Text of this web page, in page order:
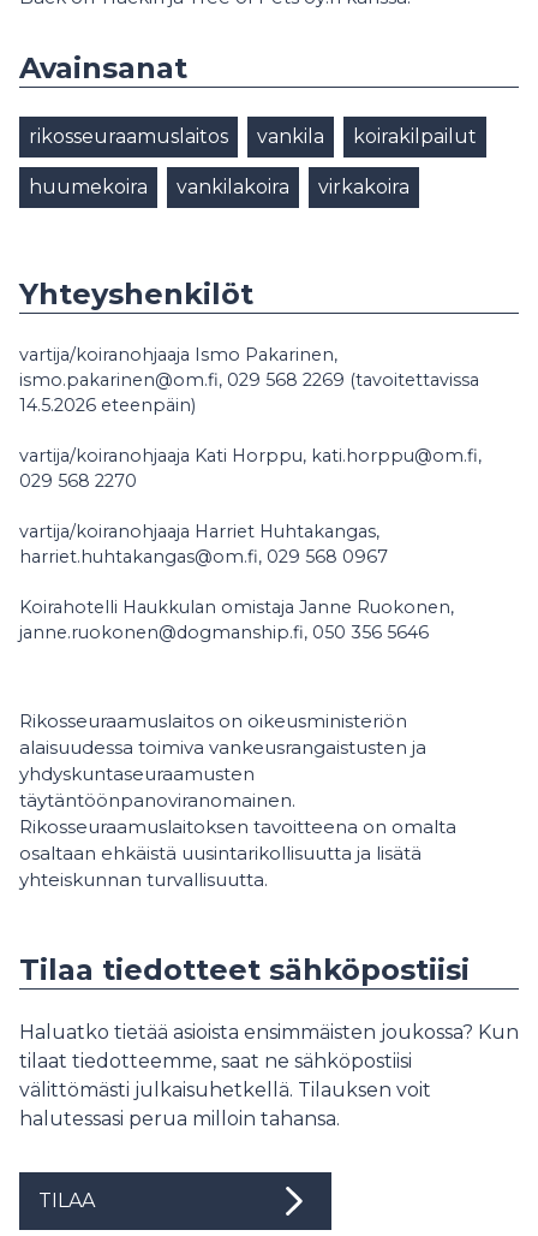
Avainsanat
rikosseuraamuslaitos vankila koirakilpailut
huumekoira vankilakoira virkakoira
Yhteyshenkilöt
vartija/koiranohjaaja Ismo Pakarinen,
ismo.pakarinen@om.fi, 029 568 2269 (tavoitettavissa
14.5.2026 eteenpäin)
vartija/koiranohjaaja Kati Horppu, kati.horppu@om.fi,
029 568 2270
vartija/koiranohjaaja Harriet Huhtakangas,
harriet.huhtakangas@om.fi, 029 568 0967
Koirahotelli Haukkulan omistaja Janne Ruokonen,
janne.ruokonen@dogmanship.fi, 050 356 5646
Rikosseuraamuslaitos on oikeusministeriön
alaisuudessa toimiva vankeusrangaistusten ja
yhdyskuntaseuraamusten
täytäntöönpanoviranomainen.
Rikosseuraamuslaitoksen tavoitteena on omalta
osaltaan ehkäistä uusintarikollisuutta ja lisätä
yhteiskunnan turvallisuutta.
Tilaa tiedotteet sähköpostiisi
Haluatko tietää asioista ensimmäisten joukossa? Kun
tilaat tiedotteemme, saat ne sähköpostiisi
välittömästi julkaisuhetkellä. Tilauksen voit
halutessasi perua milloin tahansa.
TILAA